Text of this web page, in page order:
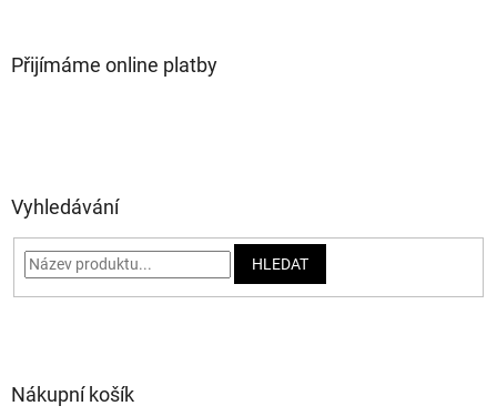
Přijímáme online platby
Vyhledávání
HLEDAT
Nákupní košík